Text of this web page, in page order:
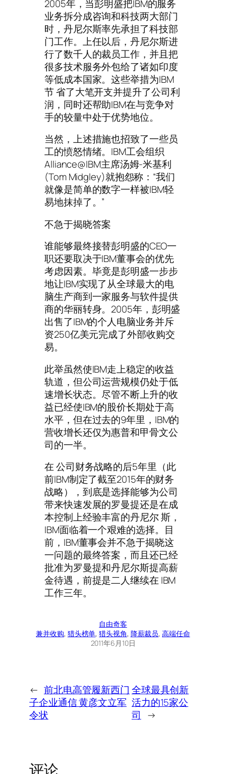
2005年，当彭明盛把IBM的服务
业务拆分成咨询和科技两大部门
时，丹尼尔斯率先承担了科技部
门工作。上任以后，丹尼尔斯进
行了数千人的裁员工作，并且把
很多技术服务外包给了诸如印度
等低成本国家。这些举措为IBM
节 省了大笔开支并提升了公司利
润，同时还帮助IBM在与竞争对
手的较量中处于优势地位。
当然，上述措施也招致了一些员
工的愤怒情绪。IBM工会组织
Alliance@IBM主席汤姆-米基利
(Tom Midgley)就抱怨称：“我们
就像是简单的数字一样被IBM轻
易地抹掉了。”
不急于揭晓答案
谁能够最终接替彭明盛的CEO一
职还要取决于IBM董事会的优先
考虑因素。毕竟是彭明盛一步步
地让IBM实现了从全球最大的电
脑生产商到一家服务与软件提供
商的华丽转身。2005年，彭明盛
出售了IBM的个人电脑业务并斥
资250亿美元完成了外部收购交
易。
此举虽然使IBM走上稳定的收益
轨道，但公司运营规模仍处于低
速增长状态。尽管不断上升的收
益已经使IBM的股价长期处于高
水平，但在过去的9年里，IBM的
营收增长还仅为惠普和甲骨文公
司的一半。
在 公司财务战略的后5年里（此
前IBM制定了截至2015年的财务
战略），到底是选择能够为公司
带来快速发展的罗曼提还是在成
本控制上经验丰富的丹尼尔 斯，
IBM面临着一个艰难的选择。目
前，IBM董事会并不急于揭晓这
一问题的最终答案，而且还已经
批准为罗曼提和丹尼尔斯提高薪
金待遇，前提是二人继续在 IBM
工作三年。
自由奇客
兼并收购, 猎头榜单, 猎头视角, 降薪裁员, 高端任命
2011年6月10日
← 前北电高管履新西门
子企业通信 黄彦文立军
令状
全球最具创新
活力的15家公
司
→
评论